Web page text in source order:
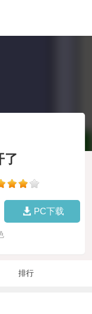
了
PC下载
排行